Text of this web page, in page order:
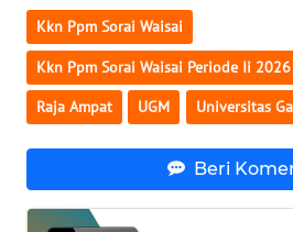
Kkn Ppm Sorai Waisai
Kkn Ppm Sorai Waisai Periode Ii 2026
Raja Ampat UGM Universitas
Beri
WN
BABEL
WN
SUMBAR